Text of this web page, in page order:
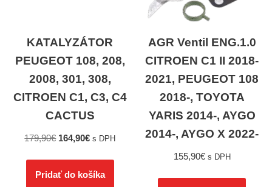
KATALYZÁTOR
PEUGEOT 108, 208,
2008, 301, 308,
CITROEN C1, C3, C4
CACTUS
179,90€ 164,90€ s DPH
Pridať do košíka
AGR Ventil ENG.1.0
CITROEN C1 II 2018-
2021, PEUGEOT 108
2018-, TOYOTA
YARIS 2014-, AYGO
2014-, AYGO X 2022-
155,90€ s DPH